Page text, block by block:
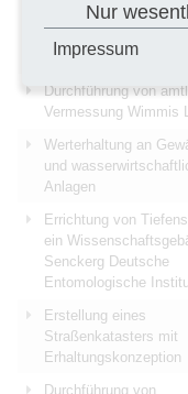
Erschließung
tiefengeothermischer
Durchführung von
Vermessung Wimmis
Werterhaltung an
und
Anlagen
Errichtung von
ein
Senckerg Deutsche
Entomologische
Erstellung eines
Straßenkatasters mit
Erhaltungskonzeption
Durchführung von
Nur
Impressum